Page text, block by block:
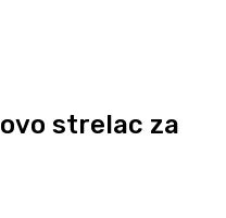
strelac za